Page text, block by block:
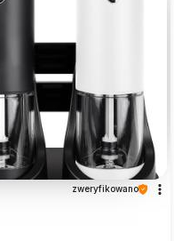
zweryfikowano